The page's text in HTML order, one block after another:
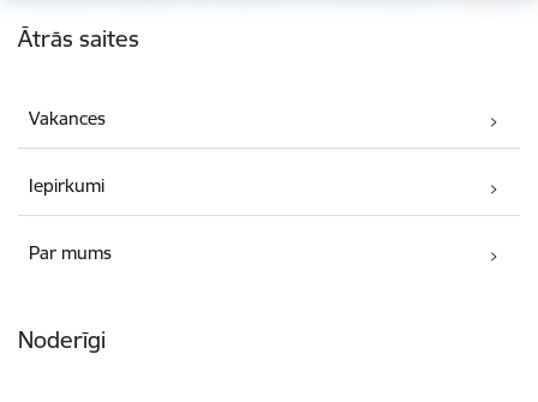
Kājene
Ātrās saites
Vakances
Iepirkumi
Par mums
Noderīgi